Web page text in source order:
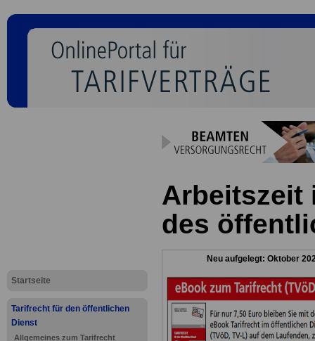
Startseite
Tarifrecht für den öffentlichen
Dienst
Allgemeines zum Tarifrecht
Arbeitszeit
des
Neu aufgelegt: Oktober